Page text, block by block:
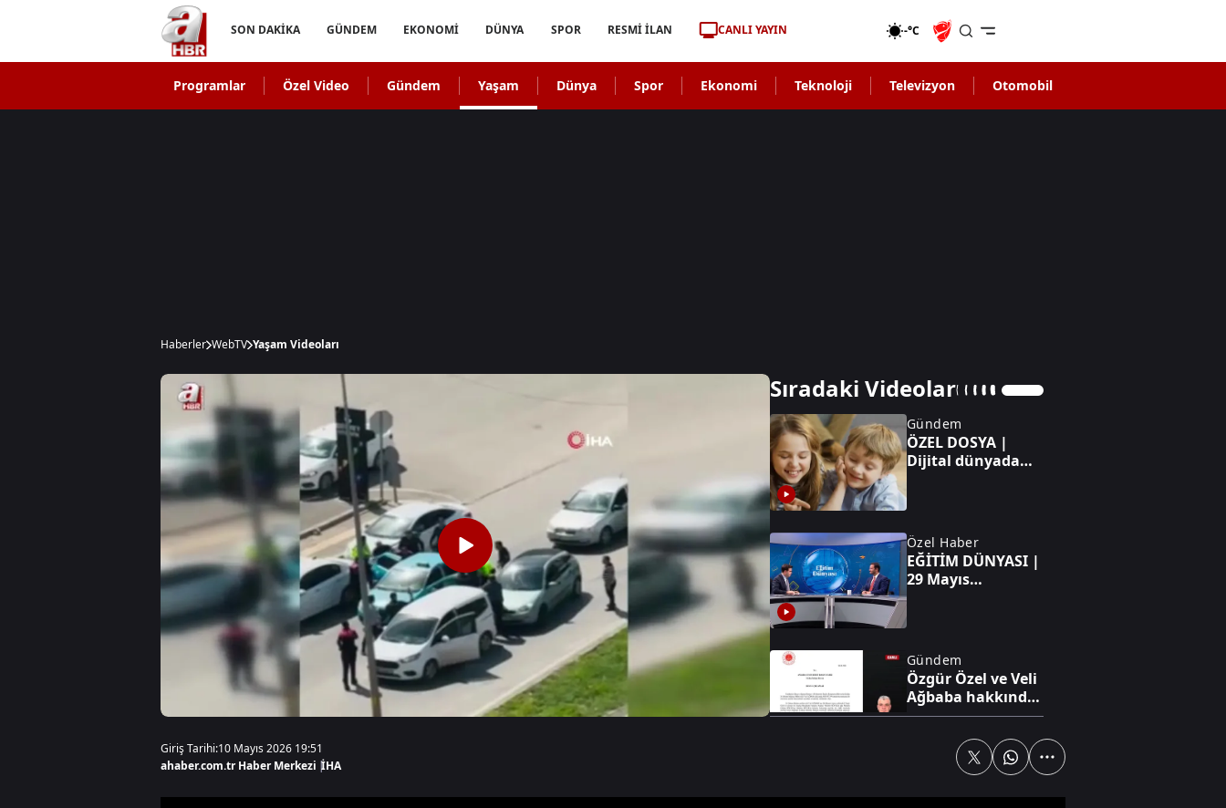
SON DAKİKA GÜNDEM EKONOMİ DÜNYA SPOR RESMİ İLAN CANLI YAYIN -°C
Programlar Özel Video Gündem Yaşam Dünya Spor Ekonomi Teknoloji Televizyon Otomobil
Haberler WebTV Yaşam Videoları
Sıradaki Videolar
Gündem
ÖZEL DOSYA |
Dijital dünyada
Özel Haber
EĞİTİM DÜNYASI |
29 Mayıs
Gündem
Özgür Özel ve Veli
Ağbaba hakkında
fezleke hazır!
Bakan Ersoy
Giriş Tarihi:10 Mayıs 2026 19:51
ahaber.com.tr Haber Merkezi |İHA